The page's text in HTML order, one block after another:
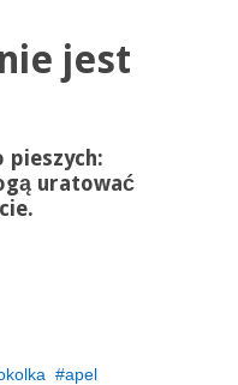
jest
pieszych:
uratować
apel